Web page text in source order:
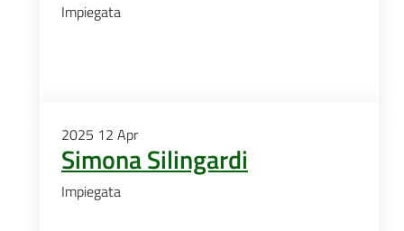
Impiegata
2025 12 Apr
Simona Silingardi
Impiegata